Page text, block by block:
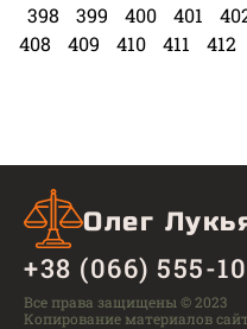
398
399 400 401
408
409 410 411 412
Олег
+38 (066) 555-
Все права защищены © 2023
Копирование материалов